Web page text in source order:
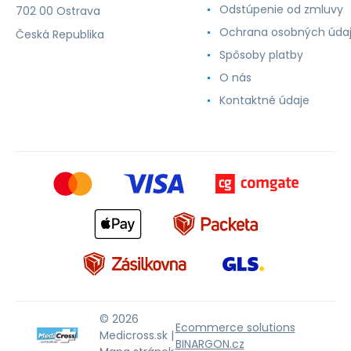
702 00 Ostrava
Česká Republika
Odstúpenie od zmluvy
Ochrana osobných
Spôsoby platby
O nás
Kontaktné údaje
© 2026
Medicross.sk |
Ecommerce solutions
BINARGON.cz